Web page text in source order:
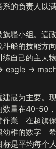
的负责人以
艦小组。這
船的技能方
自己的主人
eagle →
最为主要。
数量在40-50
業，在超旗
稚的数字，
是平均每个